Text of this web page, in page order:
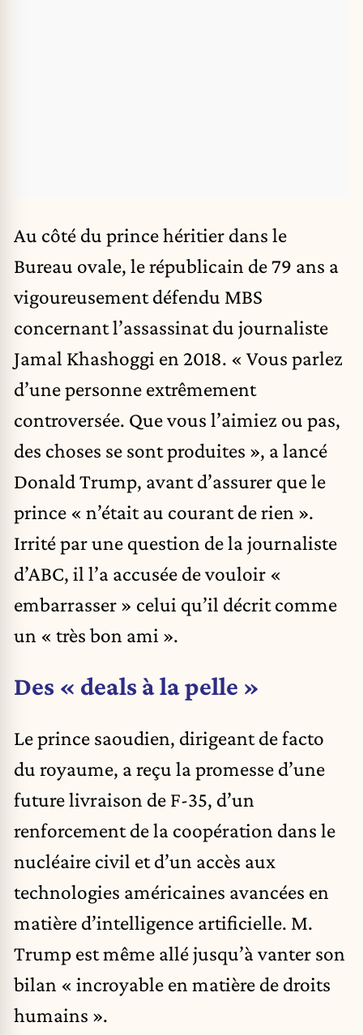
Au côté du prince héritier dans le
Bureau ovale, le républicain de 79 ans a
vigoureusement défendu MBS
concernant l’assassinat du journaliste
Jamal Khashoggi en 2018. « Vous parlez
d’une personne extrêmement
controversée. Que vous l’aimiez ou pas,
des choses se sont produites », a lancé
Donald Trump, avant d’assurer que le
prince « n’était au courant de rien ».
Irrité par une question de la journaliste
d’ABC, il l’a accusée de vouloir «
embarrasser » celui qu’il décrit comme
un « très bon ami ».
Des « deals à la pelle »
Le prince saoudien, dirigeant de facto
du royaume, a reçu la promesse d’une
future livraison de F-35, d’un
renforcement de la coopération dans le
nucléaire civil et d’un accès aux
technologies américaines avancées en
matière d’intelligence artificielle. M.
Trump est même allé jusqu’à vanter son
bilan « incroyable en matière de droits
humains ».